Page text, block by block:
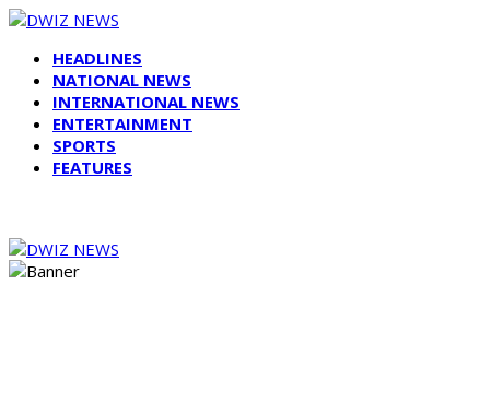
HEADLINES
NATIONAL NEWS
INTERNATIONAL NEWS
ENTERTAINMENT
SPORTS
FEATURES